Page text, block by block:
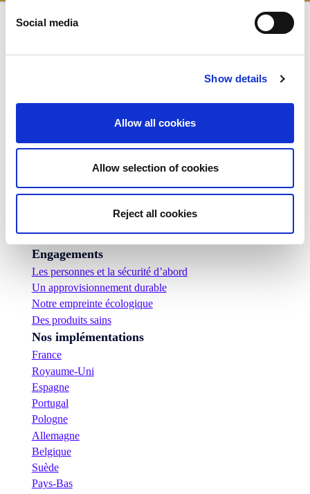
Social media
Show details
Allow all cookies
Allow selection of cookies
Reject all cookies
L'entreprise
Qui sommes-nous ?
Centre d'information
Communiqués de presse
Carrières
Engagements
Les personnes et la sécurité d’abord
Un approvisionnement durable
Notre empreinte écologique
Des produits sains
Nos implémentations
France
Royaume-Uni
Espagne
Portugal
Pologne
Allemagne
Belgique
Suède
Pays-Bas